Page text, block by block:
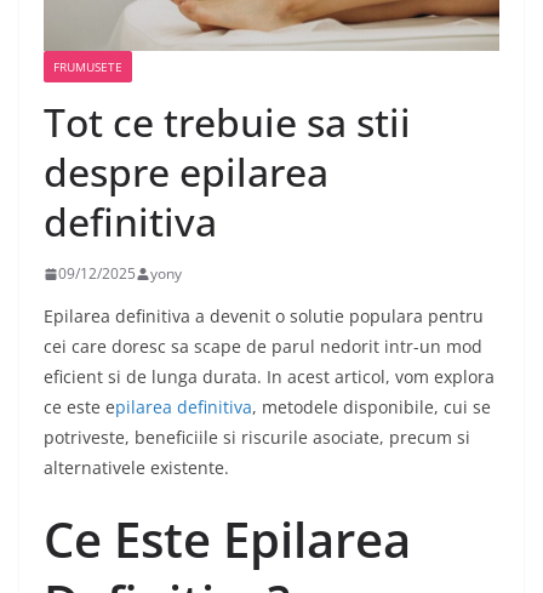
FRUMUSETE
Tot ce trebuie sa stii
despre epilarea
definitiva
09/12/2025 yony
Epilarea definitiva a devenit o solutie populara pentru
cei care doresc sa scape de parul nedorit intr-un mod
eficient si de lunga durata. In acest articol, vom explora
ce este epilarea definitiva, metodele disponibile, cui se
potriveste, beneficiile si riscurile asociate, precum si
alternativele existente.
Ce Este Epilarea